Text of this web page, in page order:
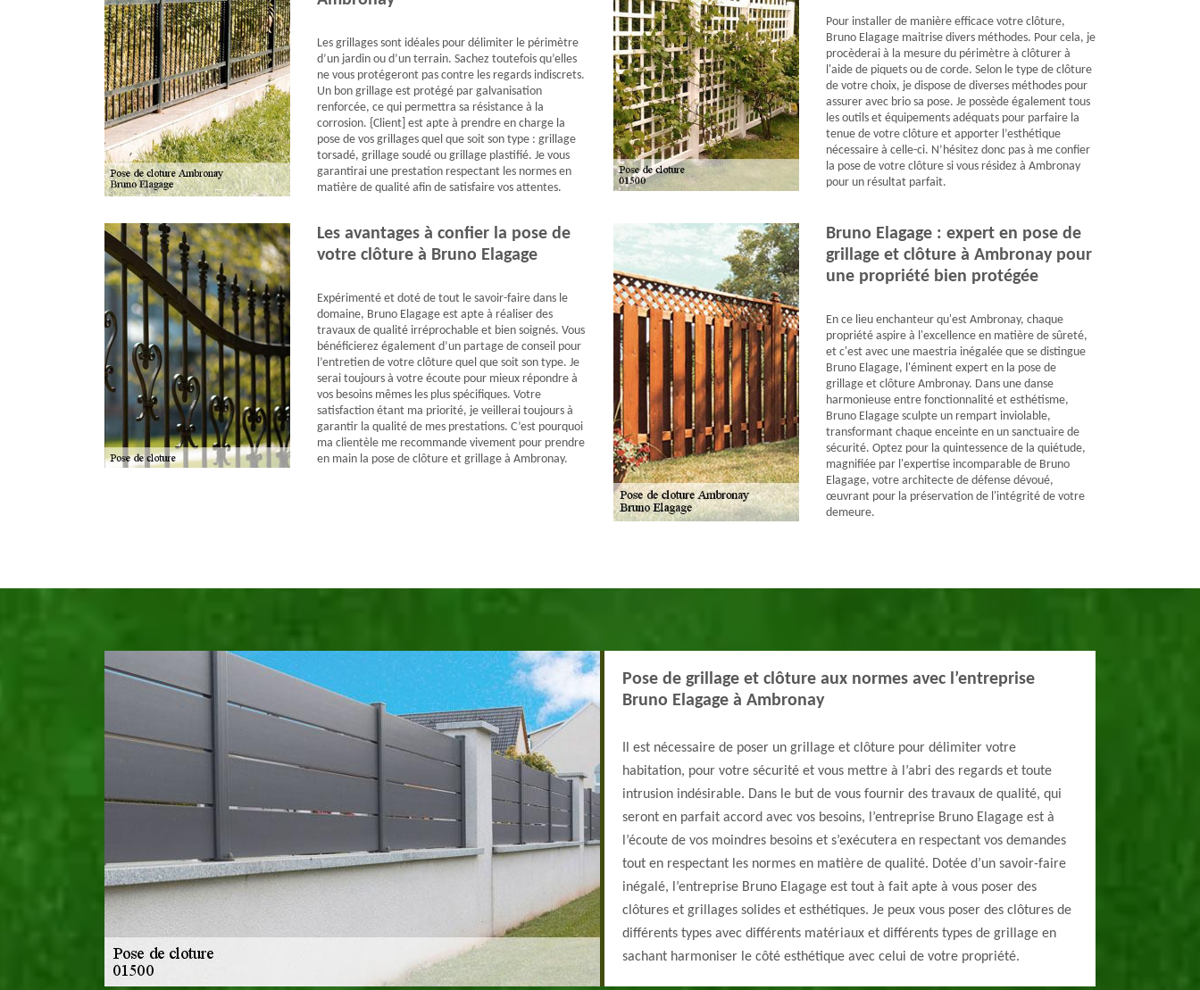
Les grillages sont idéales pour délimiter le périmètre
d’un jardin ou d’un terrain. Sachez toutefois qu’elles
ne vous protégeront pas contre les regards indiscrets.
Un bon grillage est protégé par galvanisation
renforcée, ce qui permettra sa résistance à la
corrosion. {Client] est apte à prendre en charge la
pose de vos grillages quel que soit son type : grillage
torsadé, grillage soudé ou grillage plastifié. Je vous
garantirai une prestation respectant les normes en
matière de qualité afin de satisfaire vos attentes.
Pour installer de manière efficace votre clôture,
Bruno Elagage maitrise divers méthodes. Pour cela, je
procèderai à la mesure du périmètre à clôturer à
l'aide de piquets ou de corde. Selon le type de clôture
de votre choix, je dispose de diverses méthodes pour
assurer avec brio sa pose. Je possède également tous
les outils et équipements adéquats pour parfaire la
tenue de votre clôture et apporter l’esthétique
nécessaire à celle-ci. N’hésitez donc pas à me confier
la pose de votre clôture si vous résidez à Ambronay
pour un résultat parfait.
Les avantages à confier la pose de
votre clôture à Bruno Elagage
Expérimenté et doté de tout le savoir-faire dans le
domaine, Bruno Elagage est apte à réaliser des
travaux de qualité irréprochable et bien soignés. Vous
bénéficierez également d’un partage de conseil pour
l’entretien de votre clôture quel que soit son type. Je
serai toujours à votre écoute pour mieux répondre à
vos besoins mêmes les plus spécifiques. Votre
satisfaction étant ma priorité, je veillerai toujours à
garantir la qualité de mes prestations. C’est pourquoi
ma clientèle me recommande vivement pour prendre
en main la pose de clôture et grillage à Ambronay.
Bruno Elagage : expert en pose de
grillage et clôture à Ambronay pour
une propriété bien protégée
En ce lieu enchanteur qu'est Ambronay, chaque
propriété aspire à l'excellence en matière de sûreté,
et c'est avec une maestria inégalée que se distingue
Bruno Elagage, l'éminent expert en la pose de
grillage et clôture Ambronay. Dans une danse
harmonieuse entre fonctionnalité et esthétisme,
Bruno Elagage sculpte un rempart inviolable,
transformant chaque enceinte en un sanctuaire de
sécurité. Optez pour la quintessence de la quiétude,
magnifiée par l'expertise incomparable de Bruno
Elagage, votre architecte de défense dévoué,
œuvrant pour la préservation de l'intégrité de votre
demeure.
Pose de grillage et clôture aux normes avec l’entreprise
Bruno Elagage à Ambronay
Il est nécessaire de poser un grillage et clôture pour délimiter votre
habitation, pour votre sécurité et vous mettre à l’abri des regards et toute
intrusion indésirable. Dans le but de vous fournir des travaux de qualité, qui
seront en parfait accord avec vos besoins, l’entreprise Bruno Elagage est à
l’écoute de vos moindres besoins et s’exécutera en respectant vos demandes
tout en respectant les normes en matière de qualité. Dotée d’un savoir-faire
inégalé, l’entreprise Bruno Elagage est tout à fait apte à vous poser des
clôtures et grillages solides et esthétiques. Je peux vous poser des clôtures de
différents types avec différents matériaux et différents types de grillage en
sachant harmoniser le côté esthétique avec celui de votre propriété.